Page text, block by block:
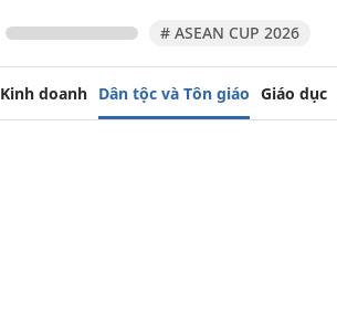
# ASEAN CUP 2026
Kinh doanh Dân tộc và Tôn giáo Giáo dục